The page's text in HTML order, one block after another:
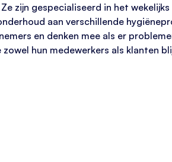
zijn gespecialiseerd in het
aan verschillende
en denken mee als er
hun medewerkers als klanten